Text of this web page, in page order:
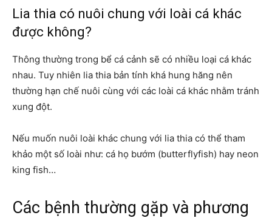
Lia thia có nuôi chung với loài cá khác
được không?
Thông thường trong bể cá cảnh sẽ có nhiều loại cá khác
nhau. Tuy nhiên lia thia bản tính khá hung hăng nên
thường hạn chế nuôi cùng với các loài cá khác nhằm tránh
xung đột.
Nếu muốn nuôi loài khác chung với lia thia có thể tham
khảo một số loài như: cá họ bướm (butterflyfish) hay neon
king fish…
Các bệnh thường gặp và phương